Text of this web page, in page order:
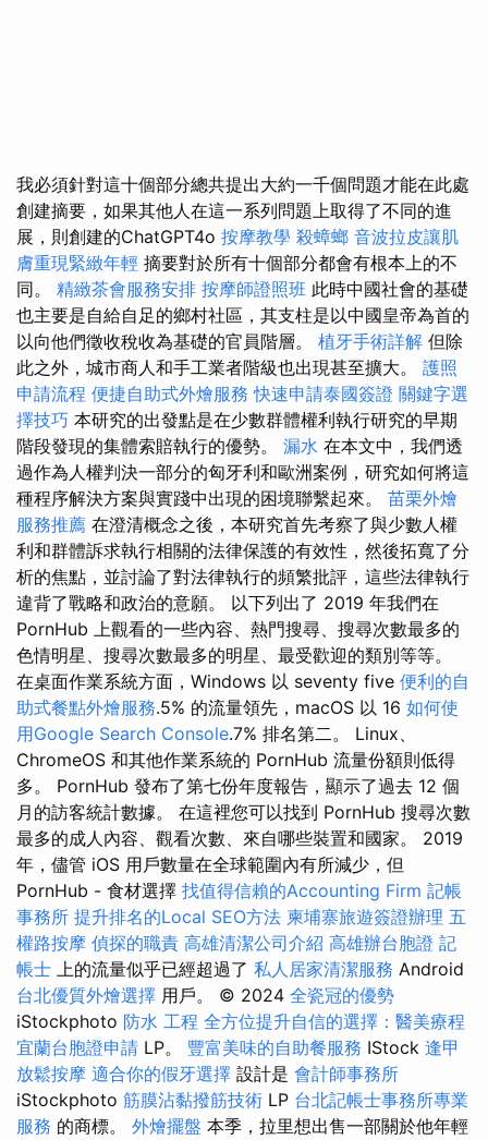
我必須針對這十個部分總共提出大約一千個問題才能在此處
創建摘要，如果其他人在這一系列問題上取得了不同的進
展，則創建的ChatGPT4o 按摩教學 殺蟑螂 音波拉皮讓肌
膚重現緊緻年輕 摘要對於所有十個部分都會有根本上的不
同。 精緻茶會服務安排 按摩師證照班 此時中國社會的基礎
也主要是自給自足的鄉村社區，其支柱是以中國皇帝為首的
以向他們徵收稅收為基礎的官員階層。 植牙手術詳解 但除
此之外，城市商人和手工業者階級也出現甚至擴大。 護照
申請流程 便捷自助式外燴服務快速申請泰國簽證 關鍵字選
擇技巧 本研究的出發點是在少數群體權利執行研究的早期
階段發現的集體索賠執行的優勢。 漏水 在本文中，我們透
過作為人權判決一部分的匈牙利和歐洲案例，研究如何將這
種程序解決方案與實踐中出現的困境聯繫起來。 苗栗外燴
服務推薦 在澄清概念之後，本研究首先考察了與少數人權
利和群體訴求執行相關的法律保護的有效性，然後拓寬了分
析的焦點，並討論了對法律執行的頻繁批評，這些法律執行
違背了戰略和政治的意願。 以下列出了 2019 年我們在
PornHub 上觀看的一些內容、熱門搜尋、搜尋次數最多的
色情明星、搜尋次數最多的明星、最受歡迎的類別等等。
在桌面作業系統方面，Windows 以 seventy five 便利的自
助式餐點外燴服務.5% 的流量領先，macOS 以 16 如何使
用Google Search Console.7% 排名第二。 Linux、
ChromeOS 和其他作業系統的 PornHub 流量份額則低得
多。 PornHub 發布了第七份年度報告，顯示了過去 12 個
月的訪客統計數據。 在這裡您可以找到 PornHub 搜尋次數
最多的成人內容、觀看次數、來自哪些裝置和國家。 2019
年，儘管 iOS 用戶數量在全球範圍內有所減少，但
PornHub - 食材選擇 找值得信賴的Accounting Firm 記帳
事務所 提升排名的Local SEO方法 柬埔寨旅遊簽證辦理 五
權路按摩 偵探的職責 高雄清潔公司介紹 高雄辦台胞證 記
帳士 上的流量似乎已經超過了 私人居家清潔服務 Android
台北優質外燴選擇 用戶。 © 2024 全瓷冠的優勢
iStockphoto 防水 工程 全方位提升自信的選擇：醫美療程
宜蘭台胞證申請 LP。 豐富美味的自助餐服務 IStock 逢甲
放鬆按摩 適合你的假牙選擇 設計是 會計師事務所
iStockphoto 筋膜沾黏撥筋技術 LP 台北記帳士事務所專業
服務 的商標。 外燴擺盤 本季，拉里想出售一部關於他年輕